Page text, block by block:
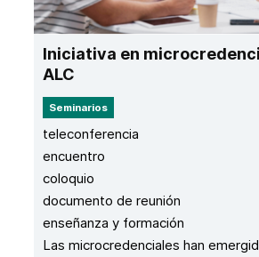
Iniciativa en
ALC
Seminarios
teleconferencia
encuentro
coloquio
documento de reunión
enseñanza y formación
Las microcredenciales han